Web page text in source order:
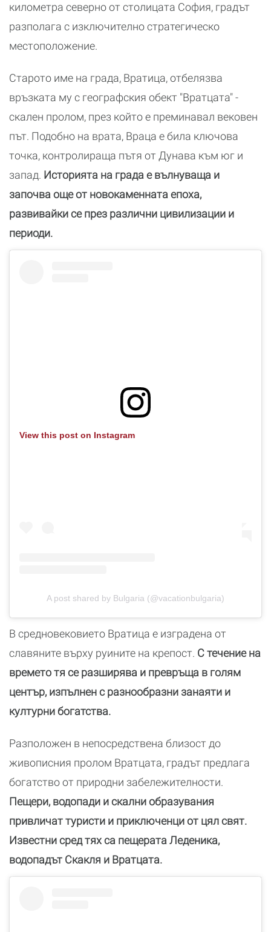
километра северно от столицата София, градът
разполага с изключително стратегическо
местоположение.
Старото име на града, Вратица, отбелязва
връзката му с географския обект "Вратцата" -
скален пролом, през който е преминавал вековен
път. Подобно на врата, Враца е била ключова
точка, контролираща пътя от Дунава към юг и
запад. Историята на града е вълнуваща и
започва още от новокаменната епоха,
развивайки се през различни цивилизации и
периоди.
View this post on Instagram
A post shared by Bulgaria (@vacationbulgaria)
В средновековието Вратица е изградена от
славяните върху руините на крепост. С течение на
времето тя се разширява и превръща в голям
център, изпълнен с разнообразни занаяти и
културни богатства.
Разположен в непосредствена близост до
живописния пролом Вратцата, градът предлага
богатство от природни забележителности.
Пещери, водопади и скални образувания
привличат туристи и приключенци от цял свят.
Известни сред тях са пещерата Леденика,
водопадът Скакля и Вратцата.